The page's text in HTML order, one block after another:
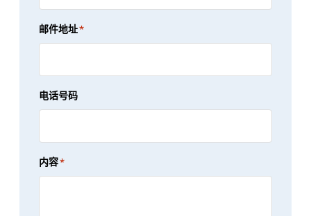
邮件地址*
电话号码
内容*